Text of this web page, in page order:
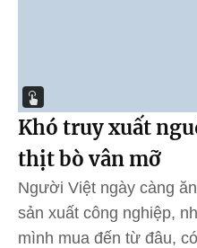
Khó truy xuất
thịt bò vân mỡ
Người Việt ngày càng
sản xuất công nghiệp,
mình mua đến từ đâu,